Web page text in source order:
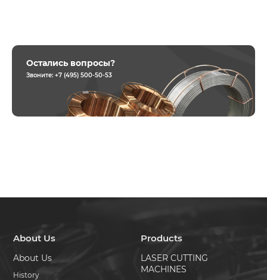
Остались вопросы?
Звоните: +7 (495) 500-50-53
About Us
About Us
History
Products
LASER CUTTING
MACHINES